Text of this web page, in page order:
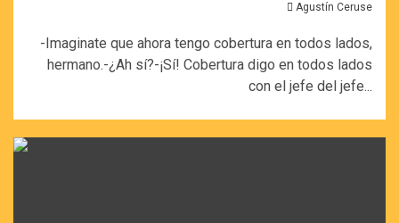
Agustín Ceruse
-Imaginate que ahora tengo cobertura en todos lados,
hermano.-¿Ah sí?-¡Sí! Cobertura digo en todos lados
con el jefe del jefe...